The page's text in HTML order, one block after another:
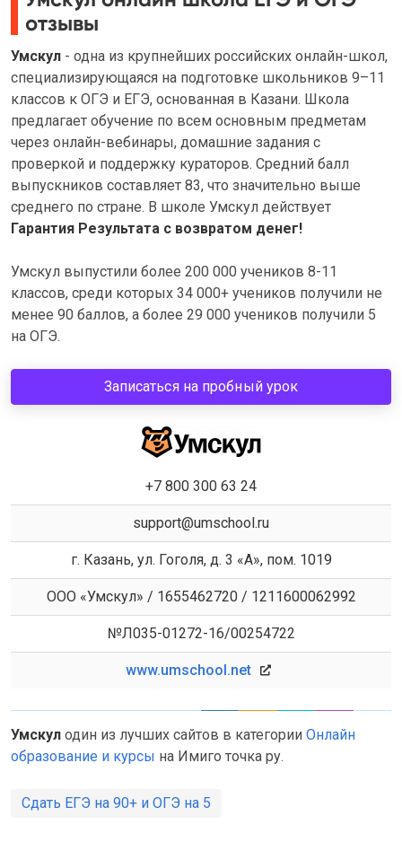
отзывы
Умскул - одна из крупнейших российских онлайн-школ,
специализирующаяся на подготовке школьников 9–11
классов к ОГЭ и ЕГЭ, основанная в Казани. Школа
предлагает обучение по всем основным предметам
через онлайн-вебинары, домашние задания с
проверкой и поддержку кураторов. Средний балл
выпускников составляет 83, что значительно выше
среднего по стране. В школе Умскул действует
Гарантия Результата с возвратом денег!
Умскул выпустили более 200 000 учеников 8-11
классов, среди которых 34 000+ учеников получили не
менее 90 баллов, а более 29 000 учеников получили 5
на ОГЭ.
Записаться на пробный урок
+7 800 300 63 24
support@umschool.ru
г. Казань, ул. Гоголя, д. 3 «А», пом. 1019
ООО «Умскул» / 1655462720 / 1211600062992
№Л035-01272-16/00254722
www.umschool.net
Умскул один из лучших сайтов в категории Онлайн
образование и курсы на Имиго точка ру.
Сдать ЕГЭ на 90+ и ОГЭ на 5